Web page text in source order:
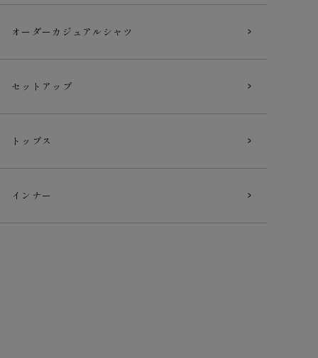
オーダー カジュアルシャツ
セットアップ
トップス
インナー